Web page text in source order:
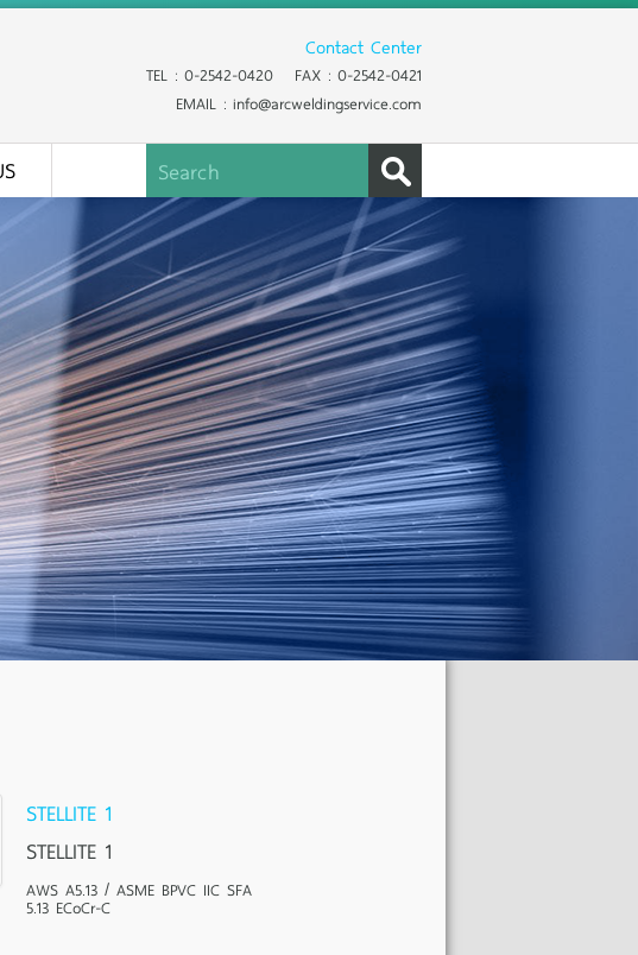
Contact Center
TEL : 0-2542-0420 FAX : 0-2542-0421
EMAIL : info@arcweldingservice.com
STELLITE 1
STELLITE 1
AWS A5.13 / ASME BPVC IIC SFA
5.13 ECoCr-C